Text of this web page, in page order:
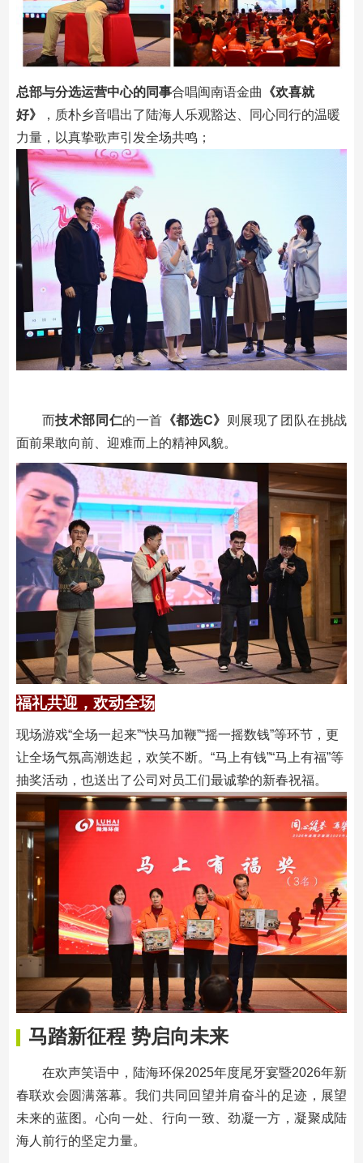
总部与分选运营中心的同事合唱闽南语金曲 《欢喜就
好》
，质朴乡音唱出了陆海人乐观豁达、同心同行的温暖
力量，以真挚歌声引发全场共鸣；
而技术部同仁的一首 《都选C》
则展现了团队在挑战
面前果敢向前、迎难而上的精神风貌。
福礼共迎，欢动全场
现场游戏“全场一起来”“快马加鞭”“摇一摇数钱”等环节，更
让全场气氛高潮迭起，欢笑不断。“马上有钱”“马上有福”等
抽奖活动，也送出了公司对员工们最诚挚的新春祝福。
马踏新征程 势启向未来
在欢声笑语中，陆海环保2025年度尾牙宴暨2026年新
春联欢会圆满落幕。我们共同回望并肩奋斗的足迹，展望
未来的蓝图。心向一处、行向一致、劲凝一方，凝聚成陆
海人前行的坚定力量。